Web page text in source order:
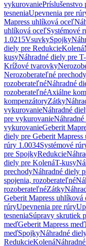
vykurovaniePríslušenstvo
tesneniaUpevnenia pre
Mapress uhlíková oceľ
uhlíková oceľSystémové
1.0215VsuvkySpojky
diely pre RedukcieKolená
kusyNáhradné diely pre
Krížové tvarovky
Nerozoberateľné prechody
rozoberateľnéNáhradné
rozoberateľnéAxiálne
kompenzátoryZátky
vykurovanieNáhradné
pre vykurovanie
vykurovanieGeberit
diely pre Geberit
rúry 1.0034Systémové
pre SpojkyRedukcie
diely pre KolenáT-kusy
prechodyNáhradné diely
spojenia, rozoberateľné
rozoberateľnéZátky
Geberit Mapress uhlíková
rúryUpevnenia pre rúry
tesneniaSúpravy skrutiek
meďGeberit Mapress meď
meďSpojkyNáhradné
RedukcieKolená